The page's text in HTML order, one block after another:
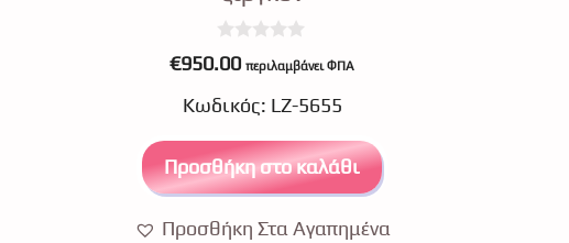
0
o
t
5
€950.00 περιλαμβάνει ΦΠΑ
Κωδικός: LZ-5655
Προσθήκη στο καλάθι
Προσθήκη Στα Αγαπημένα